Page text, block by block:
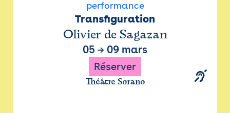
performance
Transfiguration
Olivier de Sagazan
05 → 09 mars
Réserver
Théâtre Sorano